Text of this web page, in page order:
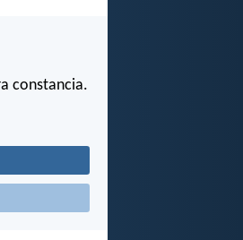
constancia.